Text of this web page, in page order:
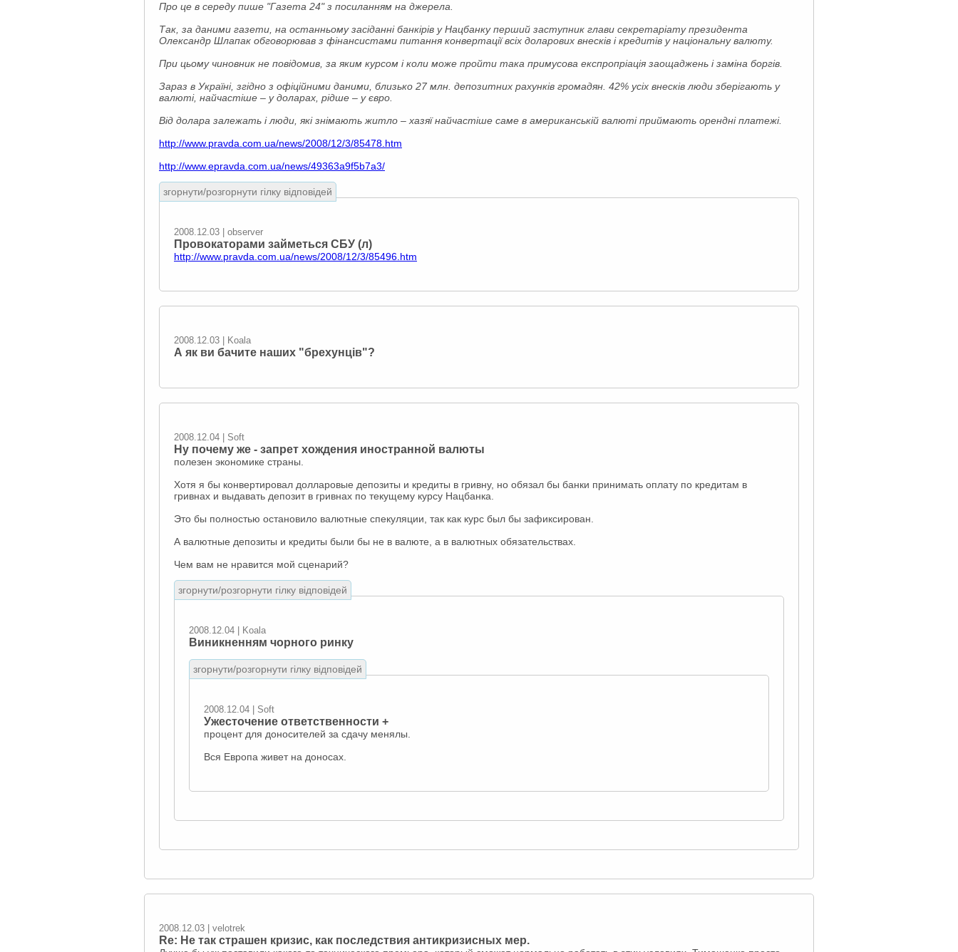
Про це в середу пише "Газета 24" з посиланням на джерела.
Так, за даними газети, на останньому засіданні банкірів у Нацбанку перший заступник глави секретаріату президента
Олександр Шлапак обговорював з фінансистами питання конвертації всіх доларових внесків і кредитів у національну валюту.
При цьому чиновник не повідомив, за яким курсом і коли може пройти така примусова експропріація заощаджень і заміна боргів.
Зараз в Україні, згідно з офіційними даними, близько 27 млн. депозитних рахунків громадян. 42% усіх внесків люди зберігають у
валюті, найчастіше – у доларах, рідше – у євро.
Від долара залежать і люди, які знімають житло – хазяї найчастіше саме в американській валюті приймають орендні платежі.
http://www.pravda.com.ua/news/2008/12/3/85478.htm
http://www.epravda.com.ua/news/49363a9f5b7a3/
згорнути/розгорнути гілку відповідей
2008.12.03 | observеr
Провокаторами займеться СБУ (л)
http://www.pravda.com.ua/news/2008/12/3/85496.htm
2008.12.03 | Koala
А як ви бачите наших "брехунців"?
2008.12.04 | Soft
Ну почему же - запрет хождения иностранной валюты
полезен экономике страны.
Хотя я бы конвертировал долларовые депозиты и кредиты в гривну, но обязал бы банки принимать оплату по кредитам в
гривнах и выдавать депозит в гривнах по текущему курсу Нацбанка.
Это бы полностью остановило валютные спекуляции, так как курс был бы зафиксирован.
А валютные депозиты и кредиты были бы не в валюте, а в валютных обязательствах.
Чем вам не нравится мой сценарий?
згорнути/розгорнути гілку відповідей
2008.12.04 | Koala
Виникненням чорного ринку
згорнути/розгорнути гілку відповідей
2008.12.04 | Soft
Ужесточение ответственности +
процент для доносителей за сдачу менялы.
Вся Европа живет на доносах.
2008.12.03 | velotrek
Re: Не так страшен кризис, как последствия антикризисных мер.